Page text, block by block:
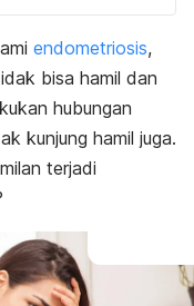
endometriosis,
bisa hamil dan
hubungan
kunjung hamil juga.
terjadi